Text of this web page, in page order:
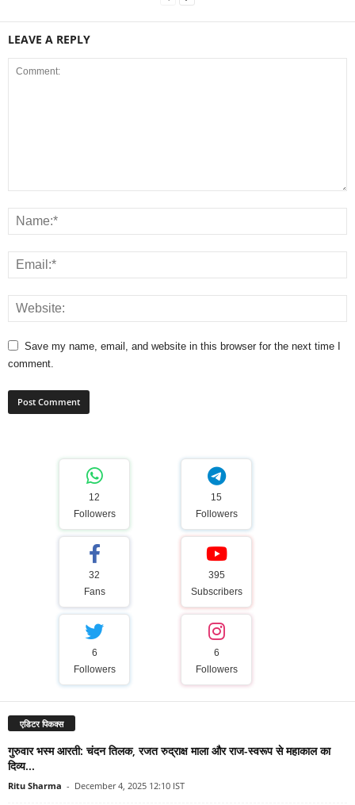
LEAVE A REPLY
Save my name, email, and website in this browser for the next time I
comment.
12
Followers
15
Followers
32
Fans
395
Subscribers
6
Followers
6
Followers
एडिटर पिकक्स
गुरुवार भस्म आरती: चंदन तिलक, रजत रुद्राक्ष माला और राज-स्वरूप से महाकाल का
दिव्य...
Ritu Sharma - December 4, 2025 12:10 IST